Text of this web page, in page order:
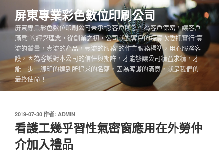
至
主
容
屏東專業彩色數位印刷公司
屏東專業彩色數位印刷公司秉承“急客戶所急，為客戶保密，讓客戶
滿意”的經營理念，從創業之初，公司就對客戶的每壹次委托實行“壹
流的質量，壹流的產品，壹流的服務”的作業服務標準，用心服務客
護，因為客護對本公司的信任與期許，才能够讓公司精益求精，才
能一步一脚印的達到所追求的名額，因為客護的滿意，就是我們的
最終使命！
發
佈
於
2019-07-30 作者: ADMIN
看護工幾乎習性氣密窗應用在外勞仲
介加入禮品